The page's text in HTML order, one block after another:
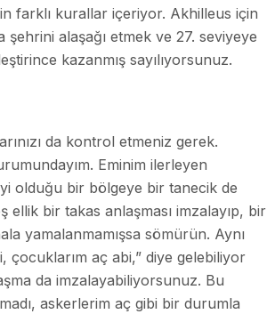
farklı kurallar içeriyor. Akhilleus için
alaşağı etmek ve 27. seviyeye
kazanmış sayılıyorsunuz.
da kontrol etmeniz gerek.
Eminim ilerleyen
olduğu bir bölgeye bir tanecik de
bir takas anlaşması imzalayıp, bir
yamalanmamışsa sömürün. Aynı
çocuklarım aç abi,” diye gelebiliyor
da imzalayabiliyorsunuz. Bu
askerlerim aç gibi bir durumla